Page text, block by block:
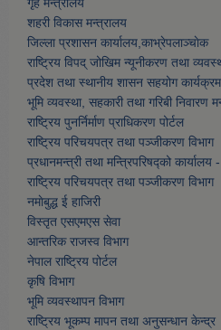
गृह मन्त्रालय
शहरी विकास मन्त्रालय
जिल्ला प्रशासन कार्यालय,काभ्रेपलाञ्चाेक
राष्ट्रिय विपद् जोखिम न्यूनीकरण तथा
प्रदेश तथा स्थानीय शासन सहयोग कार्यक्रम
भूमि व्यवस्था, सहकारी तथा गरिबी निवारण
राष्ट्रिय पुनर्निर्माण प्राधिकरण पोर्टल
राष्ट्रिय परिचयपत्र तथा पञ्जीकरण विभाग
प्रधानमन्त्री तथा मन्त्रिपरिषद्को
राष्ट्रिय परिचयपत्र तथा पञ्जीकरण विभाग
नमाेबुद्ध ई हाजिरी
विस्तृत एसएमएस सेवा
आन्तरिक राजस्व विभाग
नेपाल राष्ट्रिय पोर्टल
कृषि विभाग
भूमि व्यवस्थापन विभाग
राष्ट्रिय भूकम्प मापन तथा अनुसन्धान केन्द्र